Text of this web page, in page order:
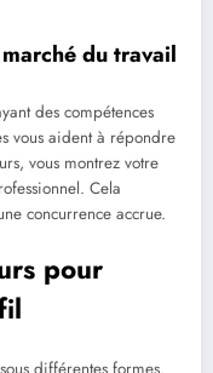
du travail
des compétences
vous aident à répondre
vous montrez votre
Cela
concurrence accrue.
pour